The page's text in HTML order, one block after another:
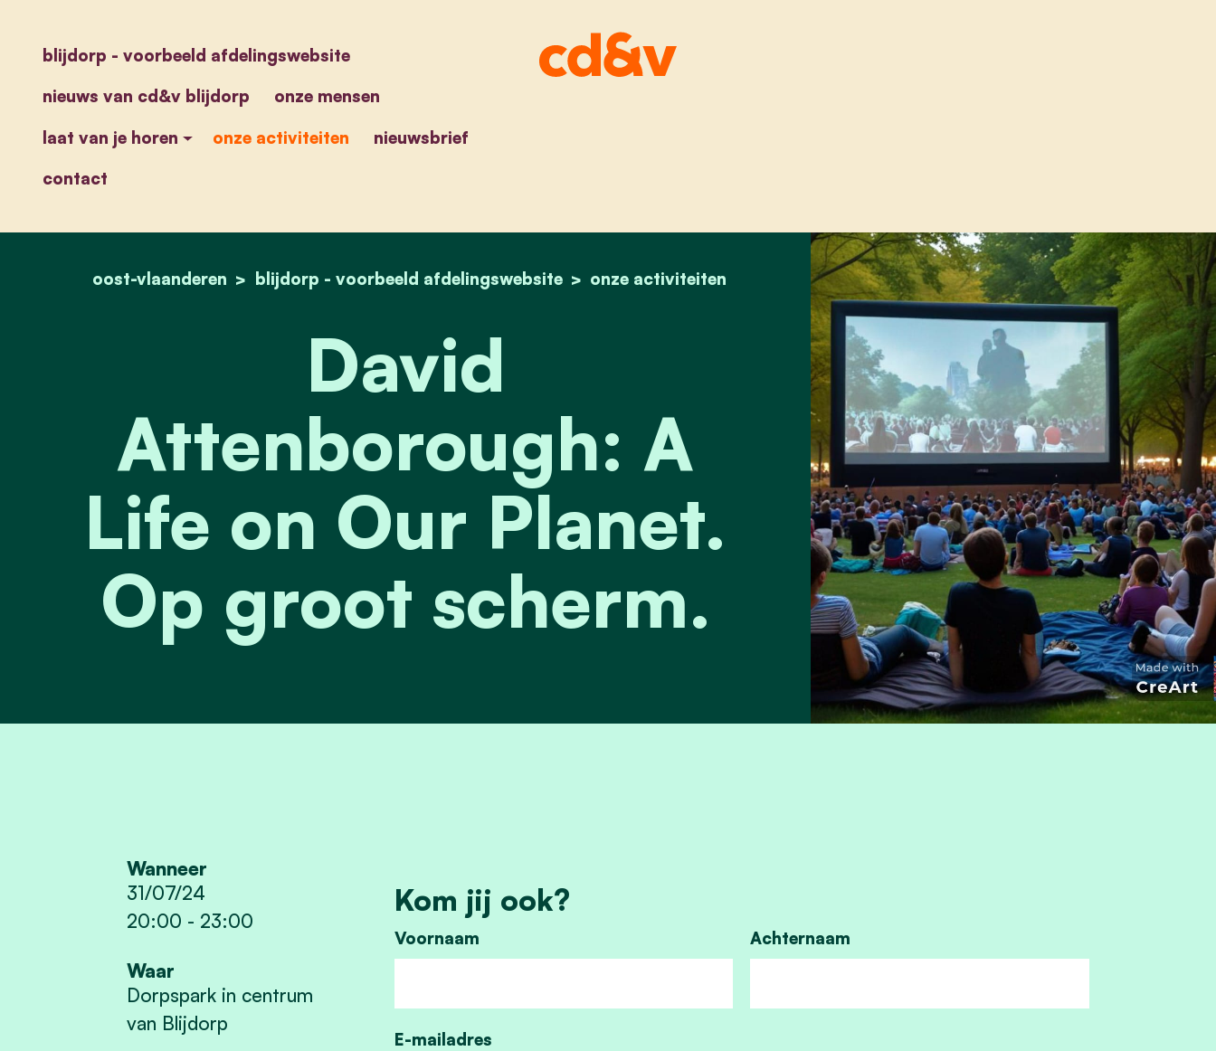
blijdorp - voorbeeld afdelingswebsite
nieuws van cd&v blijdorp
onze mensen
laat van je horen
onze activiteiten
nieuwsbrief
contact
home
oost-vlaanderen blijdorp - voorbeeld afdelingswebsite onze activiteiten
david attenborough: a life on our planet. op groot scherm.
David
Attenborough: A
Life on Our Planet.
Op groot scherm.
Wanneer
31/07/24
20:00 - 23:00
Waar
Dorpspark in centrum
van Blijdorp
Kom jij ook?
Voornaam Achternaam
E-mailadres